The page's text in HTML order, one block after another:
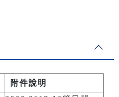
附件說明